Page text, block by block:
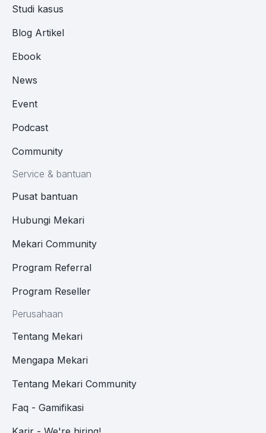
Studi kasus
Blog Artikel
Ebook
News
Event
Podcast
Community
Service & bantuan
Pusat bantuan
Hubungi Mekari
Mekari Community
Program Referral
Program Reseller
Perusahaan
Tentang Mekari
Mengapa Mekari
Tentang Mekari Community
Faq - Gamifikasi